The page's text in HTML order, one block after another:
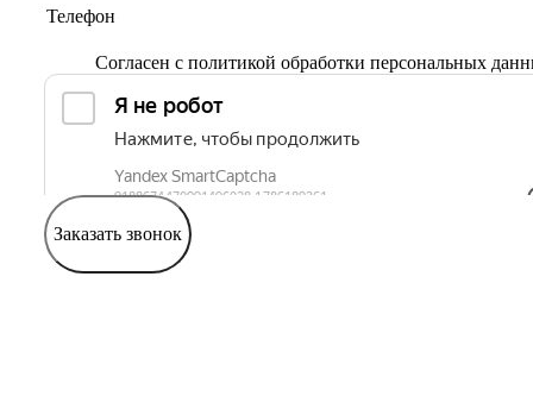
Согласен с политикой обработки персональных
Заказать звонок